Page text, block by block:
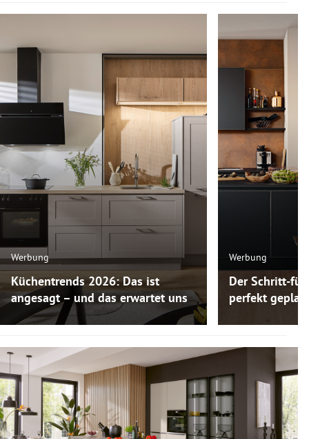
Werbung
Küchentrends 2026: Das ist
angesagt – und das erwartet uns
Werbung
Der Schritt-
perfekt